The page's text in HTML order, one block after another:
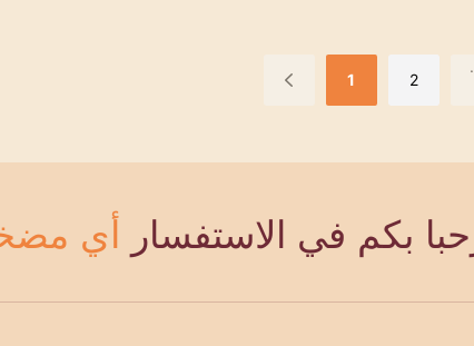
1 2
بكم في الاستفسار